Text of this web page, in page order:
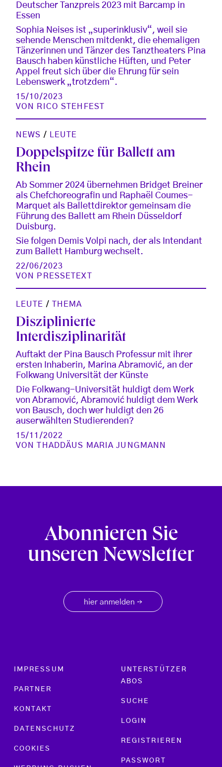
Deutscher Tanzpreis 2023 mit Barcamp in
Essen
Sophia Neises ist „superinklusiv“, weil sie
sehende Menschen mitdenkt, die ehemaligen
Tänzerinnen und Tänzer des Tanztheaters Pina
Bausch haben künstliche Hüften, und Peter
Appel freut sich über die Ehrung für sein
Lebenswerk „trotzdem“.
15/10/2023
VON
RICO STEHFEST
NEWS / LEUTE
Doppelspitze für Ballett am
Rhein
Ab Sommer 2024 übernehmen Bridget Breiner
als Chefchoreografin und Raphaël Coumes-
Marquet als Ballettdirektor gemeinsam die
Führung des Ballett am Rhein Düsseldorf
Duisburg.
Sie folgen Demis Volpi nach, der als Intendant
zum Ballett Hamburg wechselt.
22/06/2023
VON
PRESSETEXT
LEUTE / THEMA
Disziplinierte
Interdisziplinarität
Auftakt der Pina Bausch Professur mit ihrer
ersten Inhaberin, Marina Abramović, an der
Folkwang Universität der Künste
Die Folkwang-Universität huldigt dem Werk
von Abramović, Abramović huldigt dem Werk
von Bausch, doch wer huldigt den 26
auserwählten Studierenden?
15/11/2022
VON
THADDÄUS MARIA JUNGMANN
Abonnieren Sie
unseren Newsletter
hier anmelden →
Footer menu
IMPRESSUM
PARTNER
KONTAKT
DATENSCHUTZ
COOKIES
UNTERSTÜTZER
ABOS
SUCHE
LOGIN
REGISTRIEREN
PASSWORT